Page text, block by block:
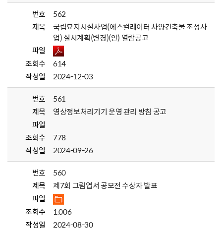
번호
562
제목
국립묘지시설사업(에스컬레이터 차양건축물 조성사
업) 실시계획(변경)(안) 열람공고
파일
조회수
614
작성일
2024-12-03
번호
561
제목
영상정보처리기기 운영 관리 방침 공고
파일
조회수
778
작성일
2024-09-26
번호
560
제목
제7회 그림엽서 공모전 수상자 발표
파일
조회수
1,006
작성일
2024-08-30